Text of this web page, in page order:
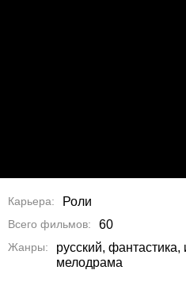
Карьера Роли
Всего фильмов 60
Жанры
русский, фантастика,
мелодрама